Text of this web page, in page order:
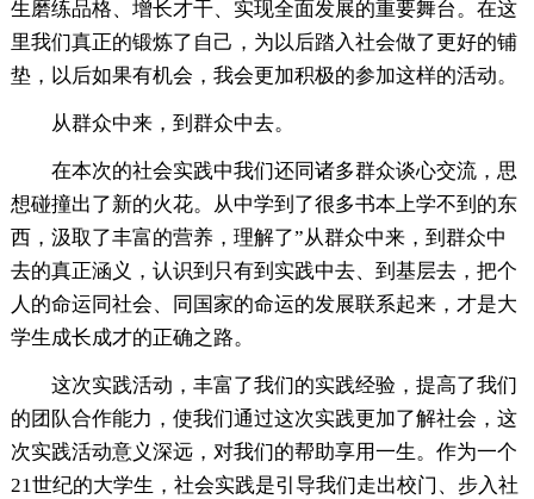
生磨练品格、增长才干、实现全面发展的重要舞台。在这
里我们真正的锻炼了自己，为以后踏入社会做了更好的铺
垫，以后如果有机会，我会更加积极的参加这样的活动。
从群众中来，到群众中去。
在本次的社会实践中我们还同诸多群众谈心交流，思
想碰撞出了新的火花。从中学到了很多书本上学不到的东
西，汲取了丰富的营养，理解了”从群众中来，到群众中
去的真正涵义，认识到只有到实践中去、到基层去，把个
人的命运同社会、同国家的命运的发展联系起来，才是大
学生成长成才的正确之路。
这次实践活动，丰富了我们的实践经验，提高了我们
的团队合作能力，使我们通过这次实践更加了解社会，这
次实践活动意义深远，对我们的帮助享用一生。作为一个
21世纪的大学生，社会实践是引导我们走出校门、步入社